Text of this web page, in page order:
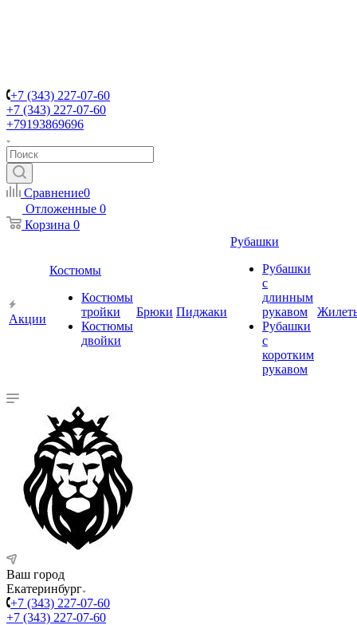
+7 (343) 227-07-60
+7 (343) 227-07-60
+79193869696
Сравнение0
Отложенные 0
Корзина 0
Акции
Костюмы
Костюмы
тройки
Костюмы
двойки
Брюки Пиджаки
Рубашки
Рубашки
с
длинным
рукавом
Рубашки
с
коротким
рукавом
Ваш город
Екатеринбург
+7 (343) 227-07-60
+7 (343) 227-07-60